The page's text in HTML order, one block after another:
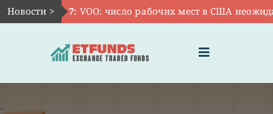
Skip
to
Новости >
Авг 7:VOO: число рабочих мест в США
Toggle
Navigation